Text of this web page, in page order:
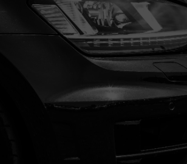
GOEDGEKEURD